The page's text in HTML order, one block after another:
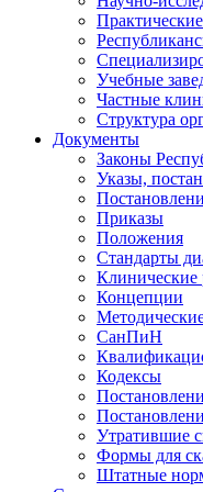
Учебные
Частные
Структура
Документы
Законы
Указы,
Приказы
Положения
Стандарты
Клинические
Концепции
СанПиН
Кодексы
Утратившие
Формы для
Штатные